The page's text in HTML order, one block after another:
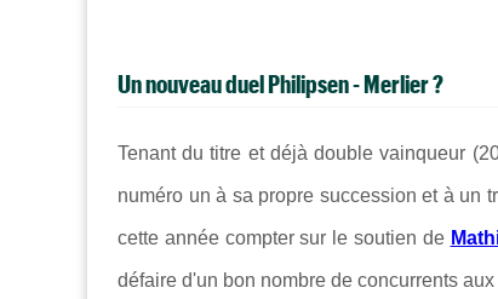
Un nouveau duel Philipsen - Merlier ?
Tenant du titre et déjà double vainqueur
numéro un à sa propre succession et à un
cette année compter sur le soutien de
défaire d'un bon nombre de concurrents